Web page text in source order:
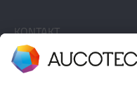
KONTAKT
KONTAKT AUFNEHMEN